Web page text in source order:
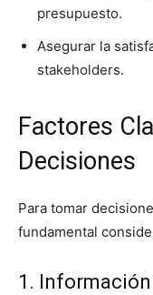
presupuesto.
Asegurar la
stakeholders.
Factores
Decisiones
Para tomar
fundamental
1. Información